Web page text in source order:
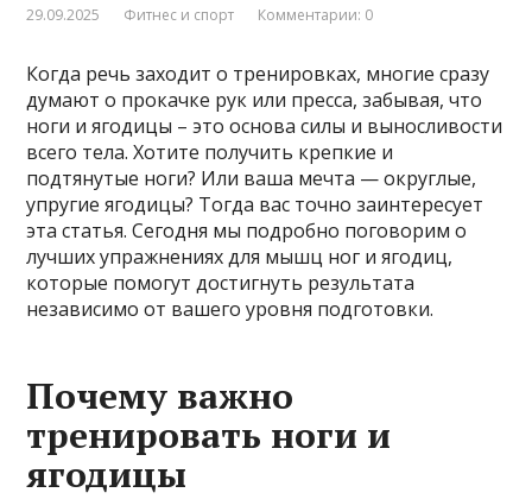
29.09.2025 Фитнес и спорт Комментарии: 0
Когда речь заходит о тренировках, многие сразу
думают о прокачке рук или пресса, забывая, что
ноги и ягодицы – это основа силы и выносливости
всего тела. Хотите получить крепкие и
подтянутые ноги? Или ваша мечта — округлые,
упругие ягодицы? Тогда вас точно заинтересует
эта статья. Сегодня мы подробно поговорим о
лучших упражнениях для мышц ног и ягодиц,
которые помогут достигнуть результата
независимо от вашего уровня подготовки.
Почему важно
тренировать ноги и
ягодицы